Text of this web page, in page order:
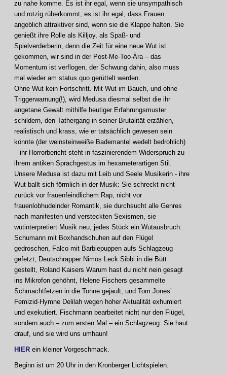
zu nahe komme. Es ist ihr egal, wenn sie unsympathisch
und rotzig rüberkommt, es ist ihr egal, dass Frauen
angeblich attraktiver sind, wenn sie die Klappe halten. Sie
genießt ihre Rolle als Killjoy, als Spaß- und
Spielverderberin, denn die Zeit für eine neue Wut ist
gekommen, wir sind in der Post-Me-Too-Ära – das
Momentum ist verflogen, der Schwung dahin, also muss
mal wieder am status quo gerüttelt werden.
Ohne Wut kein Fortschritt. Mit Wut im Bauch, und ohne
Triggerwarnung(!), wird Medusa diesmal selbst die ihr
angetane Gewalt mithilfe heutiger Erfahrungsmuster
schildern, den Tathergang in seiner Brutalität erzählen,
realistisch und krass, wie er tatsächlich gewesen sein
könnte (der weinsteinweiße Bademantel wedelt bedrohlich)
– ihr Horrorbericht steht in faszinierendem Widerspruch zu
ihrem antiken Sprachgestus im hexameterartigen Stil.
Unsere Medusa ist dazu mit Leib und Seele Musikerin - ihre
Wut ballt sich förmlich in der Musik: Sie schreckt nicht
zurück vor frauenfeindlichem Rap, nicht vor
frauenlobhudelnder Romantik, sie durchsucht alle Genres
nach manifesten und versteckten Sexismen, sie
wutinterpretiert Musik neu, jedes Stück ein Wutausbruch:
Schumann mit Boxhandschuhen auf den Flügel
gedroschen, Falco mit Barbiepuppen aufs Schlagzeug
gefetzt, Deutschrapper Nimos Leck Sibbi in die Bütt
gestellt, Roland Kaisers Warum hast du nicht nein gesagt
ins Mikrofon gehöhnt, Helene Fischers gesammelte
Schmachtfetzen in die Tonne gejault, und Tom Jones’
Femizid-Hymne Delilah wegen hoher Aktualität exhumiert
und exekutiert. Fischmann bearbeitet nicht nur den Flügel,
sondern auch – zum ersten Mal – ein Schlagzeug. Sie haut
drauf, und sie wird uns umhaun!
HIER ein kleiner Vorgeschmack.
Beginn ist um 20 Uhr in den Kronberger Lichtspielen.